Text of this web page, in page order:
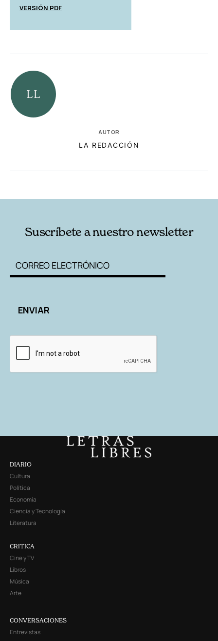
VERSIÓN PDF
AUTOR
LA REDACCIÓN
Suscríbete a nuestro newsletter
DIARIO
Cultura
Política
Economía
Ciencia y Tecnología
Literatura
CRITICA
Cine y TV
Libros
Música
Arte
CONVERSACIONES
Entrevistas